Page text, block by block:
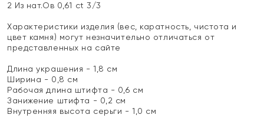
2 Из нат.Ов 0,61 ct 3/3
Характеристики изделия (вес, каратность, чистота и
цвет камня) могут незначительно отличаться от
представленных на сайте
Длина украшения - 1,8 см
Ширина - 0,8 см
Рабочая длина штифта - 0,6 см
Занижение штифта - 0,2 см
Внутренняя высота серьги - 1,0 см